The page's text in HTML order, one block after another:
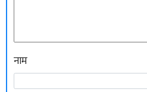
नाम